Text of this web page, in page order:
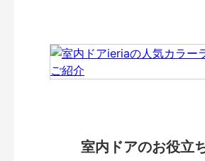
室内ドアのお役立